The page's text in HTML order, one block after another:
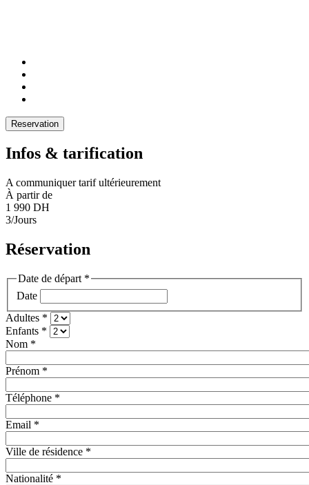
Reservation
Infos & tarification
A communiquer tarif ultérieurement
À partir de
1 990 DH
3/Jours
Réservation
Date de départ *
Date
Adultes *
Enfants *
Nom *
Prénom *
Téléphone *
Email *
Ville de résidence *
Nationalité *